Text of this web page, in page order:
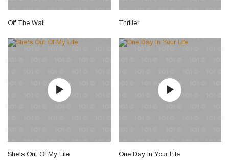
Off The Wall Thriller
She's Out Of My Life One Day In Your Life